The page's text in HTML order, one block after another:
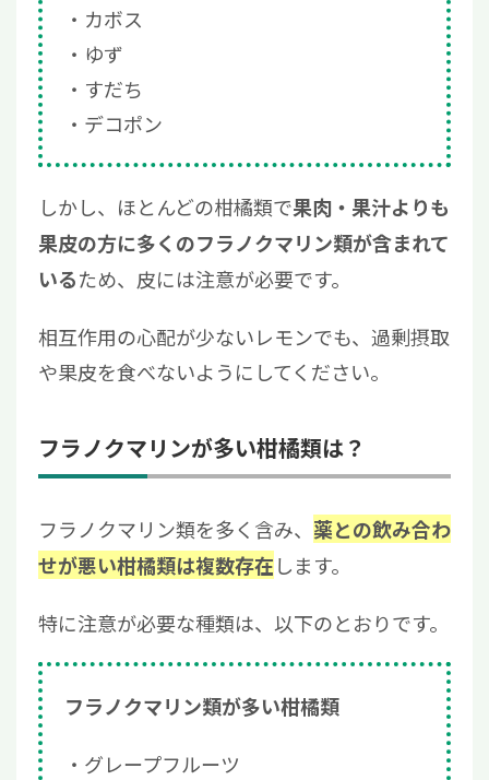
カボス
ゆず
すだち
デコポン
しかし、ほとんどの柑橘類で果肉・果汁よりも
果皮の方に多くのフラノクマリン類が含まれて
いるため、皮には注意が必要です。
相互作用の心配が少ないレモンでも、過剰摂取
や果皮を食べないようにしてください。
フラノクマリンが多い柑橘類は？
フラノクマリン類を多く含み、 薬との飲み合わ
せが悪い柑橘類は複数存在します。
特に注意が必要な種類は、以下のとおりです。
フラノクマリン類が多い柑橘類
グレープフルーツ